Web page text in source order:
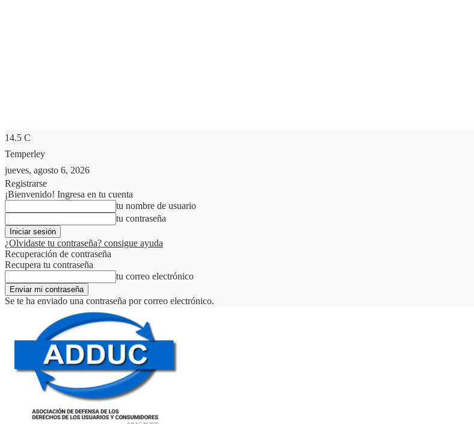
14.5 C
Temperley
jueves, agosto 6, 2026
Registrarse
¡Bienvenido! Ingresa en tu cuenta
tu nombre de usuario
tu contraseña
¿Olvidaste tu contraseña? consigue ayuda
Recuperación de contraseña
Recupera tu contraseña
tu correo electrónico
Se te ha enviado una contraseña por correo electrónico.